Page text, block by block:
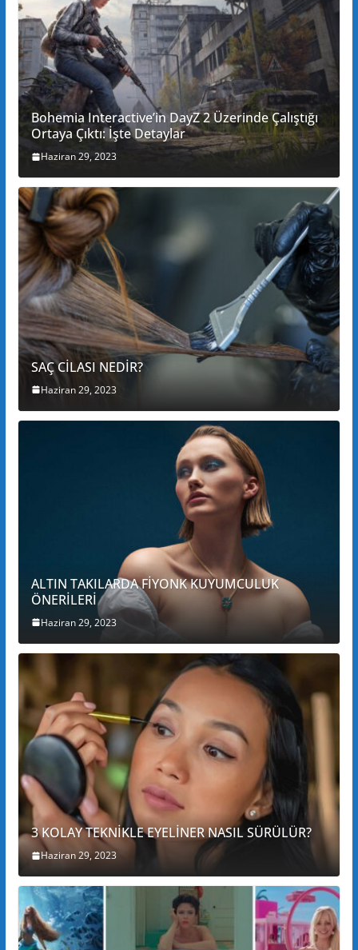
Bohemia Interactive’in DayZ 2 Üzerinde Çalıştığı
Ortaya Çıktı: İşte Detaylar
Haziran 29, 2023
SAÇ CİLASI NEDİR?
Haziran 29, 2023
ALTIN TAKILARDA FİYONK KUYUMCULUK
ÖNERİLERİ
Haziran 29, 2023
3 KOLAY TEKNİKLE EYELİNER NASIL SÜRÜLÜR?
Haziran 29, 2023